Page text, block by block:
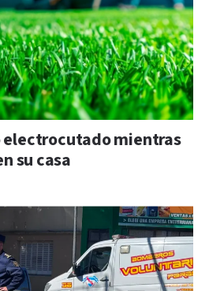
electrocutado mientras
su casa